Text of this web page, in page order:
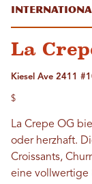
La
Kiesel Ave 2411
$
La Crepe OG
oder herzhaft.
Croissants,
eine vollwertige